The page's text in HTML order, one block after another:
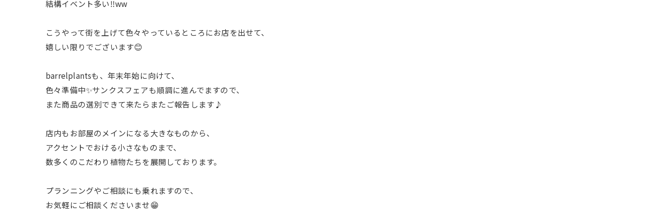
結構イベント多い‼️ww
こうやって街を上げて色々やっているところにお店を出せて、
嬉しい限りでございます😊
barrelplantsも、年末年始に向けて、
色々準備中✨サンクスフェアも順調に進んでますので、
また商品の選別できて来たらまたご報告します♪
店内もお部屋のメインになる大きなものから、
アクセントでおける小さなものまで、
数多くのこだわり植物たちを展開しております。
プランニングやご相談にも乗れますので、
お気軽にご相談くださいませ😁